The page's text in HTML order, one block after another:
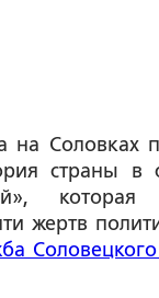
Соловках
страны в
которая
жертв